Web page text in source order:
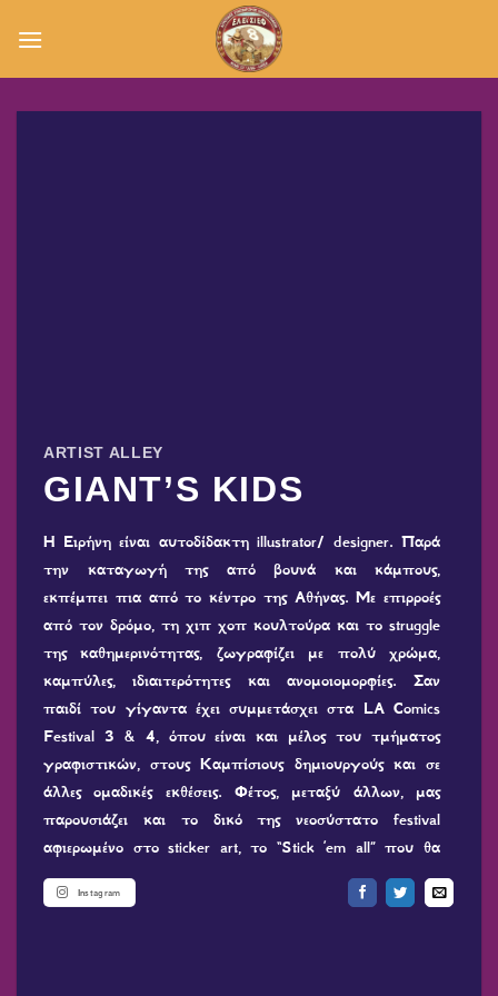
στο
ARTIST ALLEY
GIANT’S KIDS
Η Ειρήνη είναι αυτοδίδακτη illustrator/ designer. Παρά
την καταγωγή της από βουνά και κάμπους,
εκπέμπει πια από το κέντρο της Αθήνας. Με επιρροές
από τον δρόμο, τη χιπ χοπ κουλτούρα και το struggle
της καθημερινότητας, ζωγραφίζει με πολύ χρώμα,
καμπύλες, ιδιαιτερότητες και ανομοιομορφίες. Σαν
παιδί του γίγαντα έχει συμμετάσχει στα LA Comics
Festival 3 & 4, όπου είναι και μέλος του τμήματος
γραφιστικών, στους Καμπίσιους δημιουργούς και σε
άλλες ομαδικές εκθέσεις. Φέτος, μεταξύ άλλων, μας
παρουσιάζει και το δικό της νεοσύστατο festival
αφιερωμένο στο sticker art, το “Stick ’em all” που θα
φιλοξενηθεί στο 5ο LACF.
Instagram